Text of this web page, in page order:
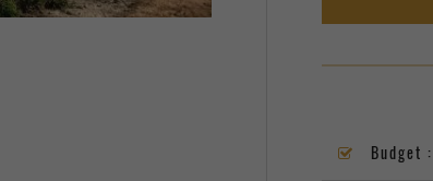
Budget :